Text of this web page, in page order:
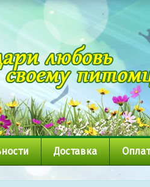
Доставка